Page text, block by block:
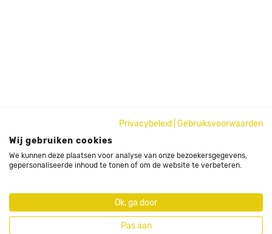
Privacybeleid
Gebruiksvoorwaarden
Wij gebruiken cookies
We kunnen deze plaatsen voor analyse van onze bezoekersgegevens,
gepersonaliseerde inhoud te tonen of om de website te verbeteren.
Ok, ga door
Pas aan